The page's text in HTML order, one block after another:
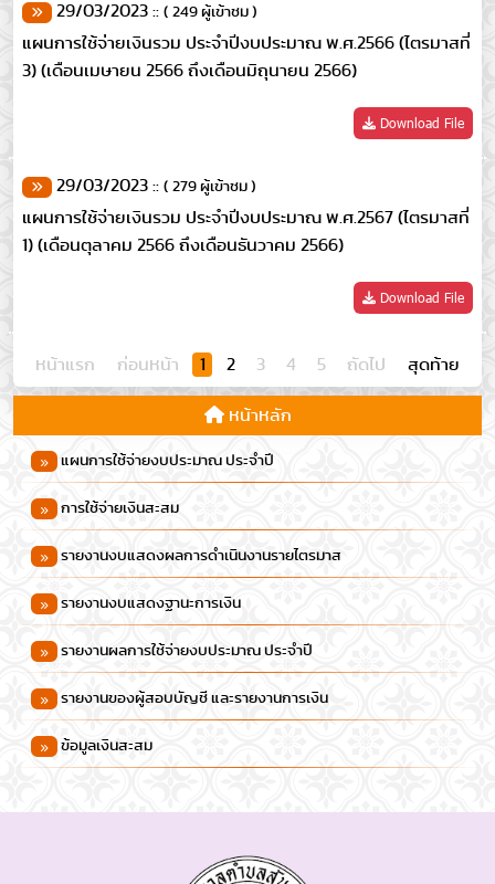
หน้าหลัก
แผนการใช้จ่ายงบประมาณ ประจำปี
การใช้จ่ายเงินสะสม
รายงานงบแสดงผลการดำเนินงานรายไตรมาส
รายงานงบแสดงฐานะการเงิน
รายงานผลการใช้จ่ายงบประมาณ ประจำปี
รายงานของผู้สอบบัญชี และรายงานการเงิน
ข้อมูลเงินสะสม
29/03/2023 :: ( 249 ผู้เข้าชม )
แผนการใช้จ่ายเงินรวม ประจำปีงบประมาณ พ.ศ.2566 (ไตรมาสที่
3) (เดือนเมษายน 2566 ถึงเดือนมิถุนายน 2566)
Download File
29/03/2023 :: ( 279 ผู้เข้าชม )
แผนการใช้จ่ายเงินรวม ประจำปีงบประมาณ พ.ศ.2567 (ไตรมาสที่
1) (เดือนตุลาคม 2566 ถึงเดือนธันวาคม 2566)
Download File
หน้าแรก ก่อนหน้า 1 2 3 4 5 ถัดไป สุดท้าย